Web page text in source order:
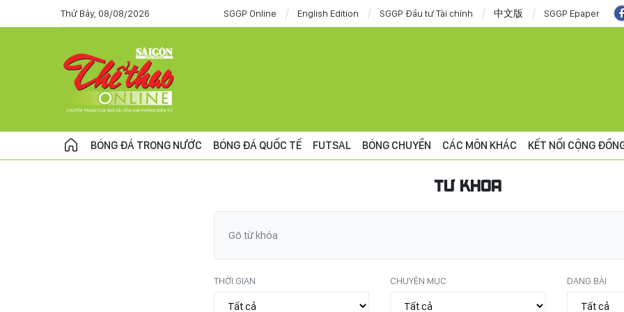
Thứ Bảy, 08/08/2026 SGGP Online English Edition SGGP Đầu tư Tài chính 中文版 SGGP Epaper
BÓNG ĐÁ TRONG NƯỚC BÓNG ĐÁ QUỐC TẾ FUTSAL BÓNG CHUYỀN CÁC MÔN KHÁC KẾT NỐI CỘNG
TỪ KHÓA
THỜI GIAN CHUYÊN MỤC DẠNG BÀI